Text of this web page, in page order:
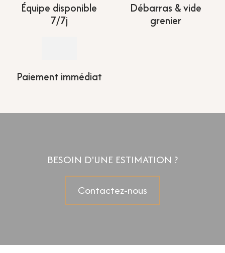
Équipe disponible
7/7j
Débarras & vide
grenier
Paiement immédiat
BESOIN D'UNE ESTIMATION ?
Contactez-nous